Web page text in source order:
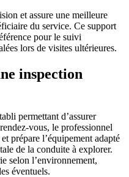
et assure une meilleure
du service. Ce support
pour le suivi
lors de visites ultérieures.
inspection
permettant d’assurer
vous, le professionnel
prépare l’équipement adapté
de la conduite à explorer.
selon l’environnement,
éventuels.